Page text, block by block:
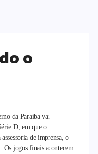
o
da Paraíba vai
D, em que o
de imprensa, o
Os jogos finais acontecem